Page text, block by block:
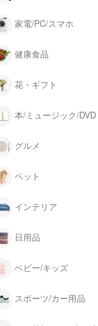
家電/PC/スマホ
健康食品
花・ギフト
本/ミュージック/DVD
グルメ
ペット
インテリア
日用品
ベビー/キッズ
スポーツ/カー用品